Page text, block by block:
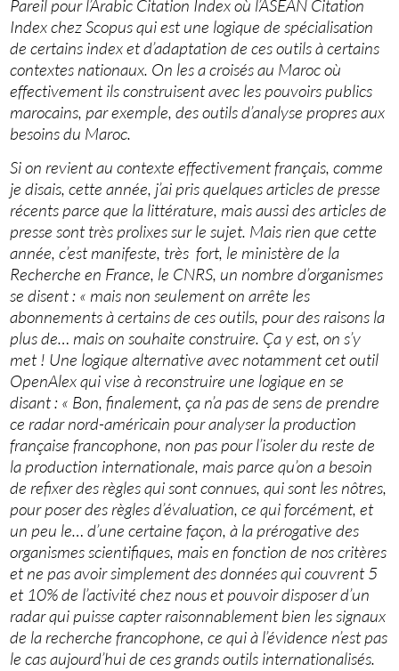
Pareil pour l’Arabic Citation Index où l’ASEAN Citation
Index chez Scopus qui est une logique de spécialisation
de certains index et d’adaptation de ces outils à certains
contextes nationaux. On les a croisés au Maroc où
effectivement ils construisent avec les pouvoirs publics
marocains, par exemple, des outils d’analyse propres aux
besoins du Maroc.
Si on revient au contexte effectivement français, comme
je disais, cette année, j’ai pris quelques articles de presse
récents parce que la littérature, mais aussi des articles de
presse sont très prolixes sur le sujet. Mais rien que cette
année, c’est manifeste, très fort, le ministère de la
Recherche en France, le CNRS, un nombre d’organismes
se disent : « mais non seulement on arrête les
abonnements à certains de ces outils, pour des raisons la
plus de… mais on souhaite construire. Ça y est, on s’y
met ! Une logique alternative avec notamment cet outil
OpenAlex qui vise à reconstruire une logique en se
disant : « Bon, finalement, ça n’a pas de sens de prendre
ce radar nord-américain pour analyser la production
française francophone, non pas pour l’isoler du reste de
la production internationale, mais parce qu’on a besoin
de refixer des règles qui sont connues, qui sont les nôtres,
pour poser des règles d’évaluation, ce qui forcément, et
un peu le… d’une certaine façon, à la prérogative des
organismes scientifiques, mais en fonction de nos critères
et ne pas avoir simplement des données qui couvrent 5
et 10% de l’activité chez nous et pouvoir disposer d’un
radar qui puisse capter raisonnablement bien les signaux
de la recherche francophone, ce qui à l’évidence n’est pas
le cas aujourd’hui de ces grands outils internationalisés.